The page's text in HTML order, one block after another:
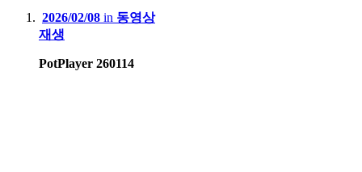
2026/02/08 in 동영상
재생
PotPlayer 260114